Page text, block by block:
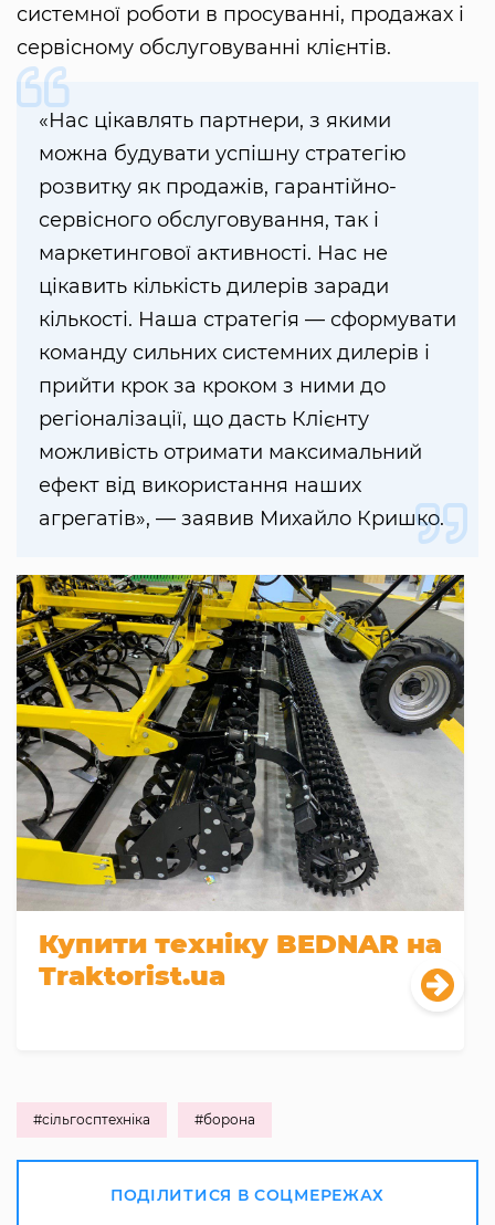
системної роботи в просуванні, продажах і
сервісному обслуговуванні клієнтів.
«Нас цікавлять партнери, з якими
можна будувати успішну стратегію
розвитку як продажів, гарантійно-
сервісного обслуговування, так і
маркетингової активності. Нас не
цікавить кількість дилерів заради
кількості. Наша стратегія — сформувати
команду сильних системних дилерів і
прийти крок за кроком з ними до
регіоналізації, що дасть Клієнту
можливість отримати максимальний
ефект від використання наших
агрегатів», — заявив Михайло Кришко.
Купити техніку BEDNAR на
Traktorist.ua
#сільгосптехніка #борона
ПОДІЛИТИСЯ В СОЦМЕРЕЖАХ